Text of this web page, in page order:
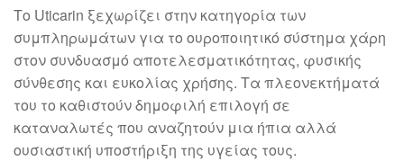
Το Uticarin ξεχωρίζει στην κατηγορία των
συμπληρωμάτων για το ουροποιητικό σύστημα χάρη
στον συνδυασμό αποτελεσματικότητας, φυσικής
σύνθεσης και ευκολίας χρήσης. Τα πλεονεκτήματά
του το καθιστούν δημοφιλή επιλογή σε
καταναλωτές που αναζητούν μια ήπια αλλά
ουσιαστική υποστήριξη της υγείας τους.